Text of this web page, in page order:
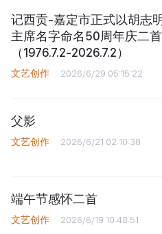
记西贡-嘉定市正式以胡志明
主席名字命名50周年庆二首
（1976.7.2-2026.7.2）
文艺创作 2026/6/29 05:15:22
父影
文艺创作 2026/6/21 02:10:38
端午节感怀二首
文艺创作 2026/6/19 10:48:51